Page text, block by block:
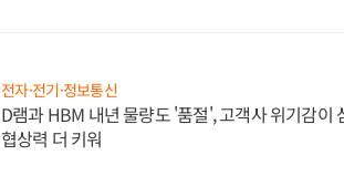
전자·전기·정보통신
D램과 HBM 내년 물량도 '품절', 고객사 위기감이
협상력 더 키워